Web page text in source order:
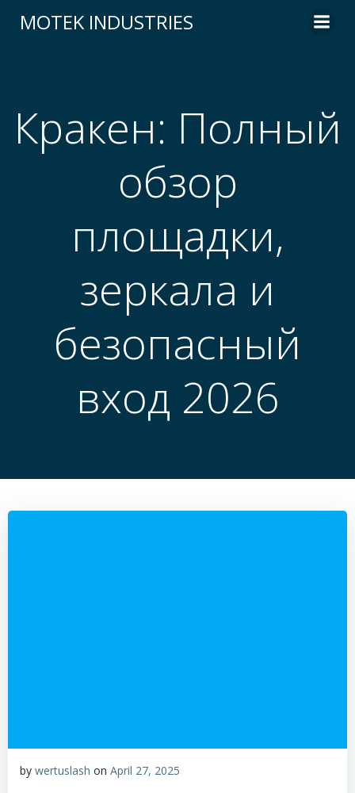
to
MOTEK INDUSTRIES
Кракен: Полный
обзор
площадки,
зеркала и
безопасный
вход 2026
by wertuslash on April 27, 2025